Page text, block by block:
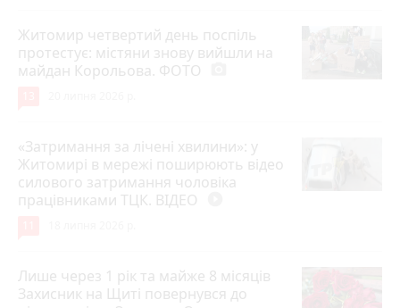
Житомир четвертий день поспіль
протестує: містяни знову вийшли на
майдан Корольова. ФОТО
«Затримання за лічені хвилини»: у
Житомирі в мережі поширюють відео
силового затримання чоловіка
працівниками ТЦК. ВІДЕО
Лише через 1 рік та майже 8 місяців
Захисник на Щиті повернувся до